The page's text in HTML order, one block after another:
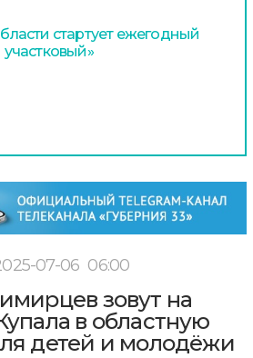
стартует ежегодный
07-06 06:00
зовут на
в областную
детей и молодёжи